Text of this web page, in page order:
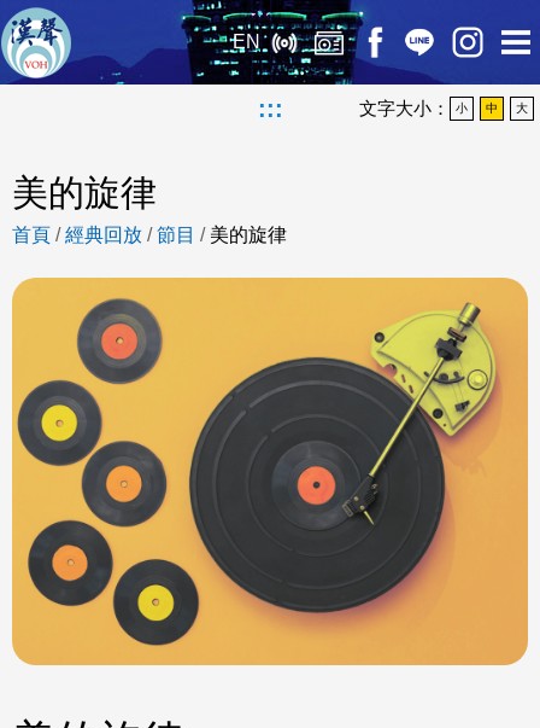
EN
::: 文字大小： 小 中 大
美的旋律
首頁 /經典回放 /節目 / 美的旋律